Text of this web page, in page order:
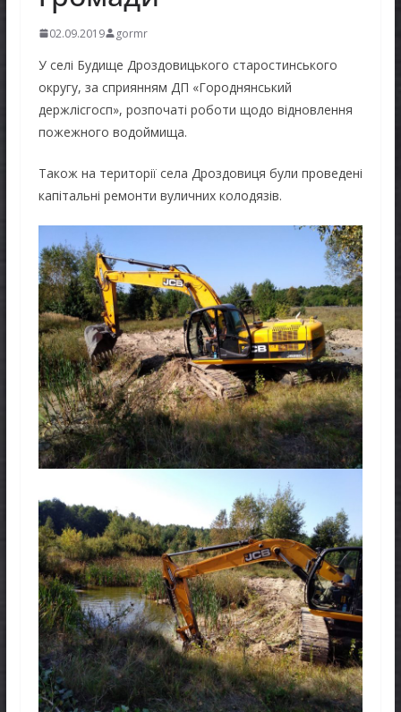
02.09.2019 gormr
У селі Будище Дроздовицького старостинського
округу, за сприянням ДП «Городнянський
держлісгосп», розпочаті роботи щодо відновлення
пожежного водоймища.
Також на території села Дроздовиця були проведені
капітальні ремонти вуличних колодязів.